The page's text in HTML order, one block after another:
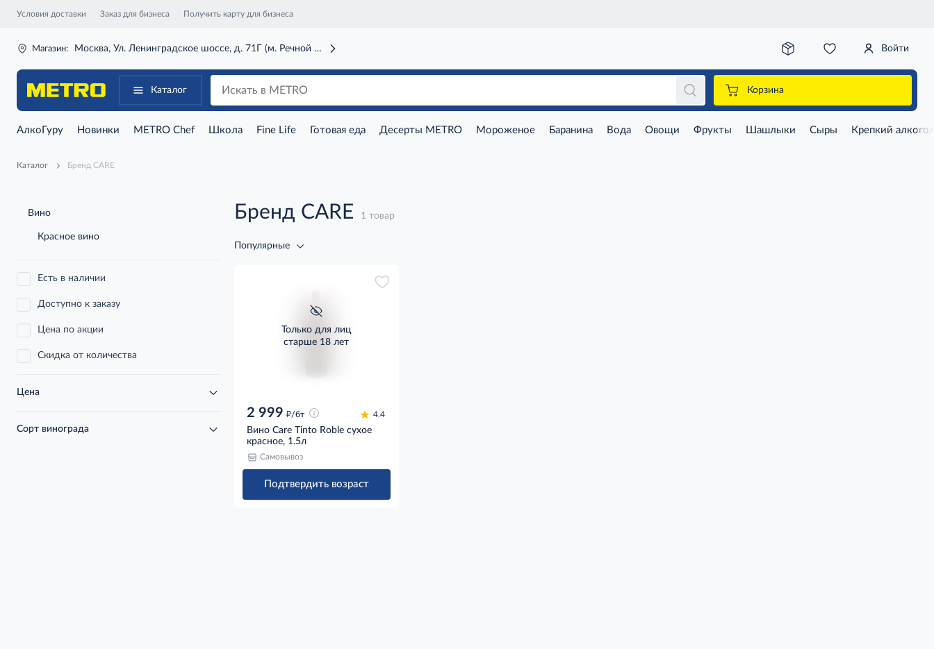
Условия доставки Заказ для бизнеса Получить карту для бизнеса
Магазин: Москва, Ул. Ленинградское шоссе, д. 71Г (м. Речной вокзал) Войти
Каталог Корзина
АлкоГуру Новинки METRO Chef Школа Fine Life Готовая еда Десерты METRO Мороженое Баранина Вода Овощи Фрукты Шашлыки Сыры Крепкий
Каталог Бренд CARE
Вино
Красное вино
Есть в наличии
Доступно к заказу
Цена по акции
Скидка от количества
Цена
Сорт винограда
Бренд CARE 1 товар
Популярные
Только для лиц
старше 18 лет
2 999 д/бт 4.4
Вино Care Tinto Roble сухое
красное, 1.5л
Самовывоз
Подтвердить возраст